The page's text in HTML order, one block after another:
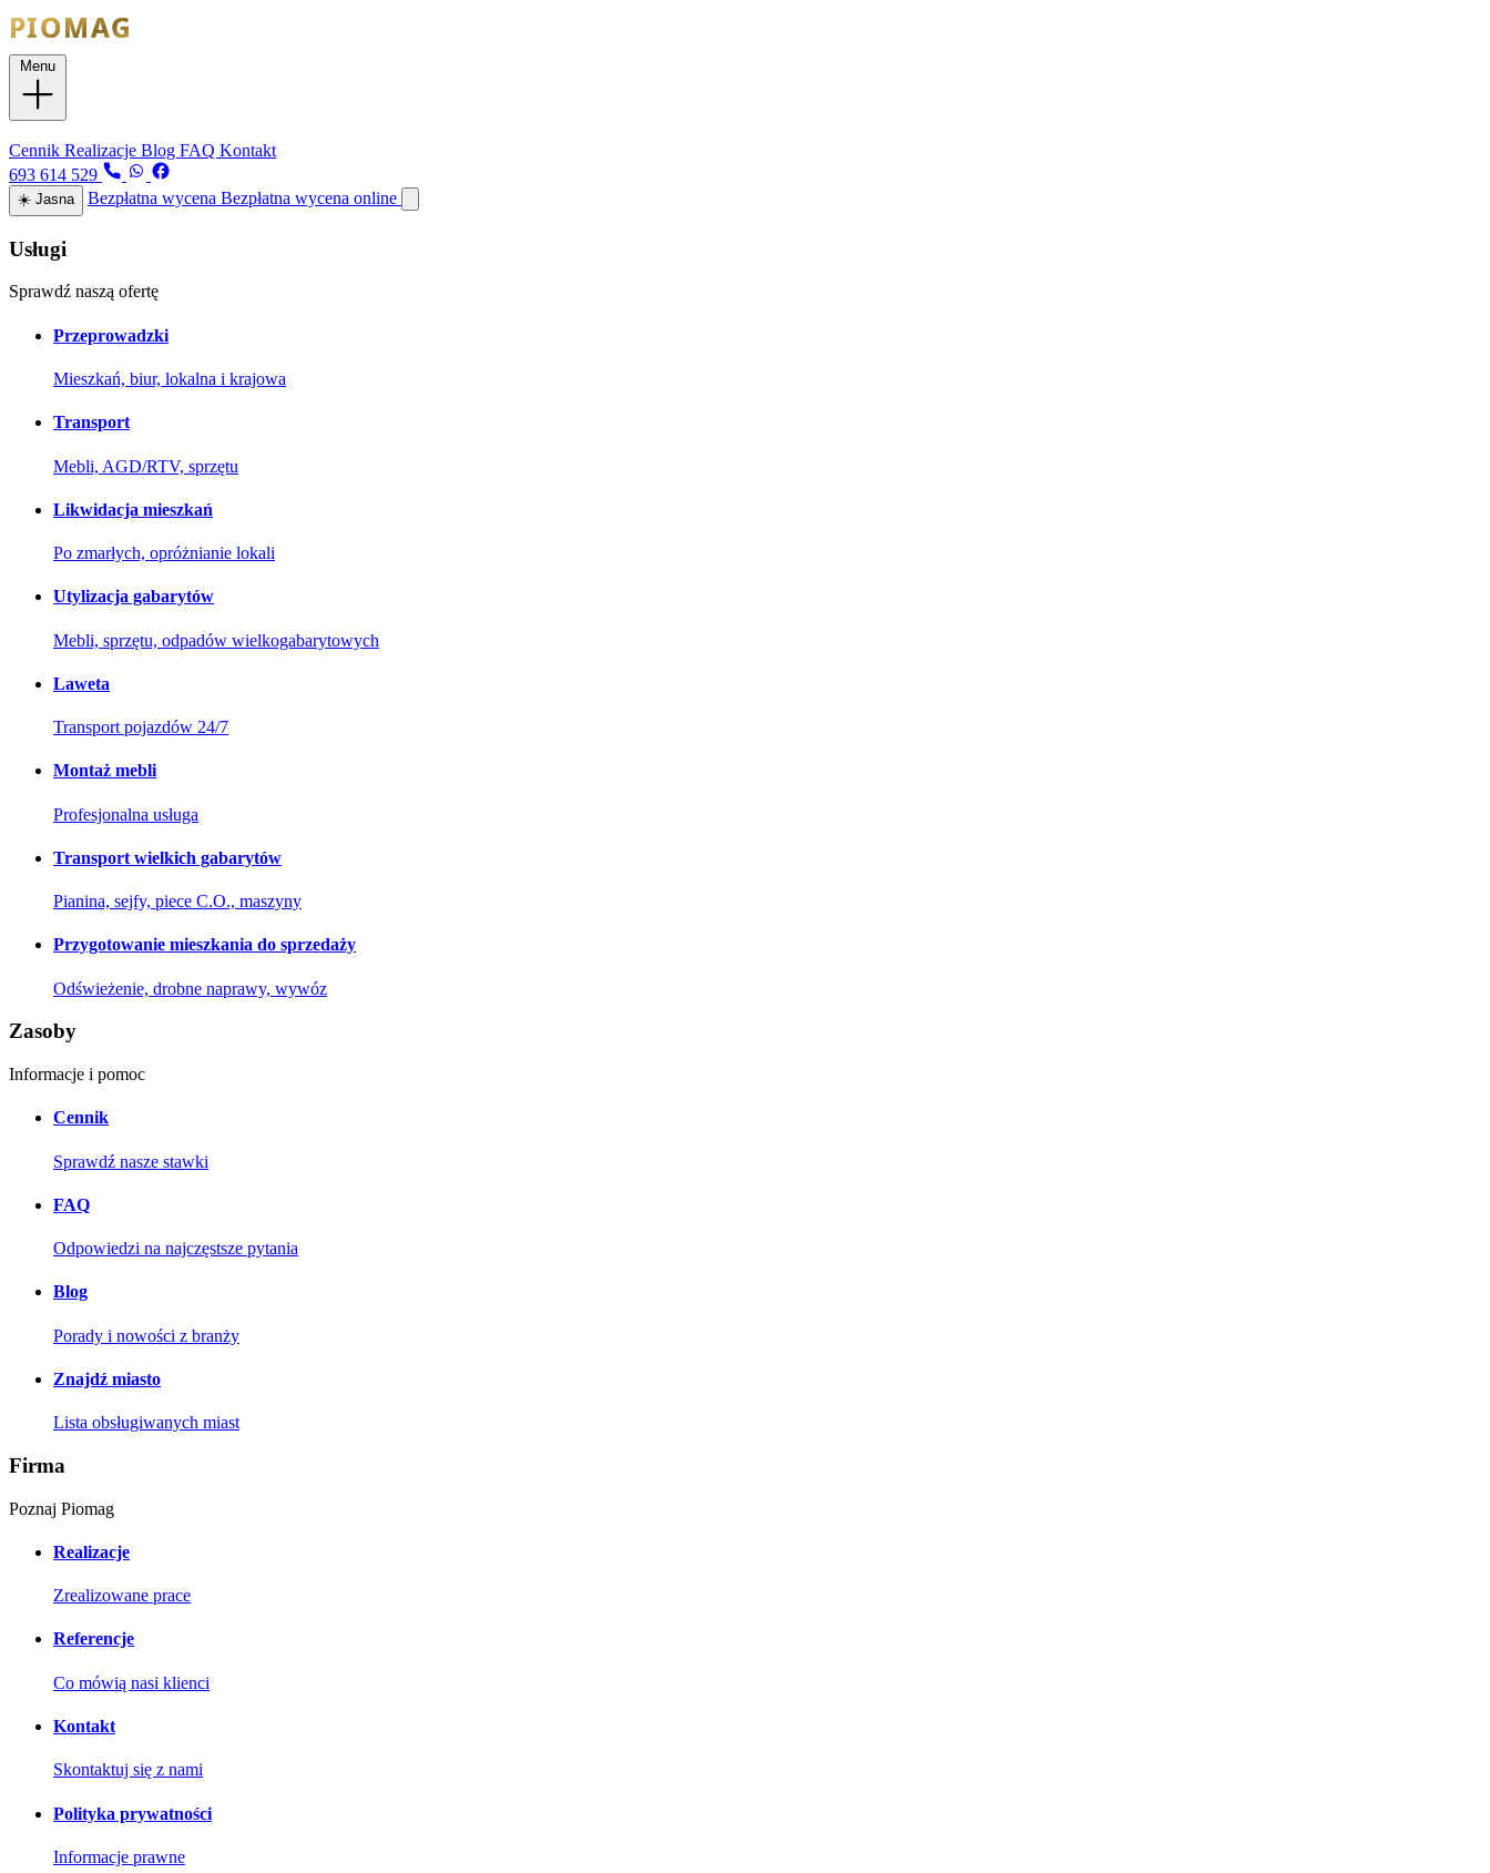
Cennik Realizacje Blog FAQ Kontakt
693 614 529
☀️ Jasna Bezpłatna wycena Bezpłatna wycena online
Usługi
Sprawdź naszą ofertę
Przeprowadzki
Mieszkań, biur, lokalna i krajowa
Transport
Mebli, AGD/RTV, sprzętu
Likwidacja mieszkań
Po zmarłych, opróżnianie lokali
Utylizacja gabarytów
Mebli, sprzętu, odpadów wielkogabarytowych
Laweta
Transport pojazdów 24/7
Montaż mebli
Profesjonalna usługa
Transport wielkich gabarytów
Pianina, sejfy, piece C.O., maszyny
Przygotowanie mieszkania do sprzedaży
Odświeżenie, drobne naprawy, wywóz
Zasoby
Informacje i pomoc
Cennik
Sprawdź nasze stawki
FAQ
Odpowiedzi na najczęstsze pytania
Blog
Porady i nowości z branży
Znajdź miasto
Lista obsługiwanych miast
Firma
Poznaj Piomag
Realizacje
Zrealizowane prace
Referencje
Co mówią nasi klienci
Kontakt
Skontaktuj się z nami
Polityka prywatności
Informacje prawne